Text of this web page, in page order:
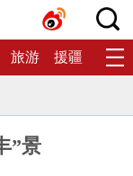
旅游 援疆 生态
”景